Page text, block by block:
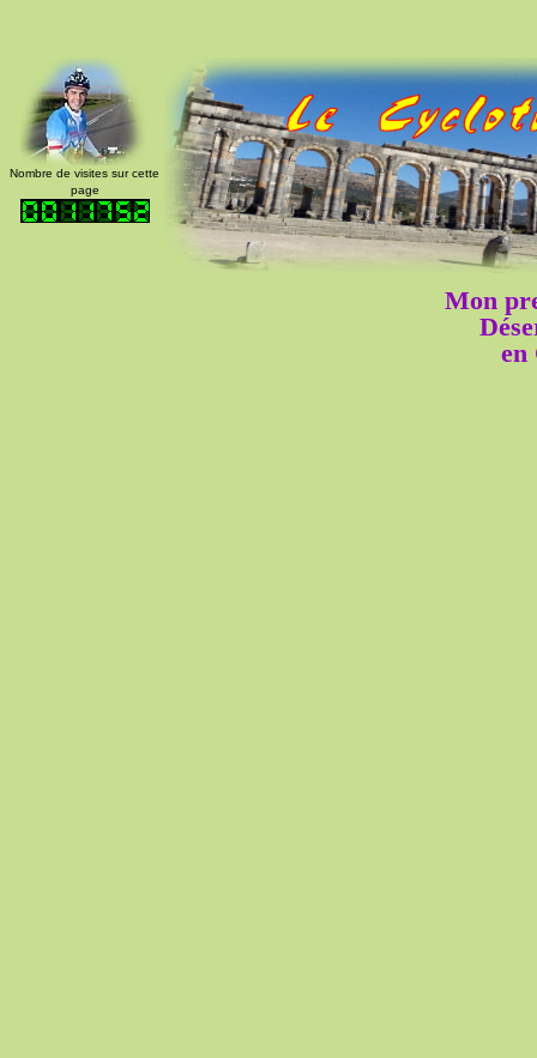
Nombre de visites sur cette
page
Mon
en